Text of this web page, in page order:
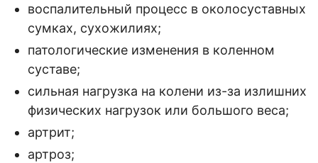
воспалительный процесс в околосуставных
сумках, сухожилиях;
патологические изменения в коленном
суставе;
сильная нагрузка на колени из-за излишних
физических нагрузок или большого веса;
артрит;
артроз;